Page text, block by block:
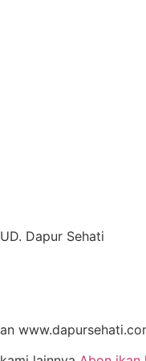
Dapur Sehati